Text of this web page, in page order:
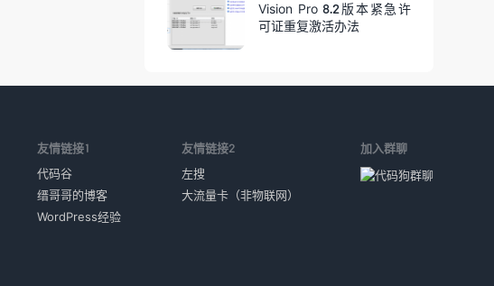
Vision Pro 8.2版本紧急许
可证重复激活办法
友情链接1
代码谷
缙哥哥的博客
WordPress经验
友情链接2
左搜
大流量卡（非物联网）
加入群聊